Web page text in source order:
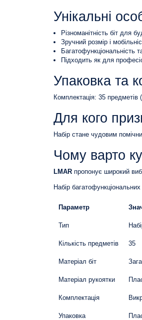
Унікальні
Різноманітність біт для
Зручний розмір і
Багатофункціональність
Підходить як для
Упаковка та
Комплектація: 35 предметів
Для кого
Набір стане чудовим
Чому варто
LMAR пропонує широкий
Набір
Параметр
Тип
Кількість предметів 35
Матеріал біт
Матеріал рукоятки
Комплектація
Упаковка